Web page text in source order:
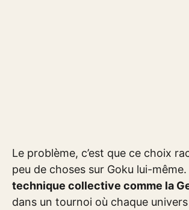
Le problème, c’est que ce choix
peu de choses sur Goku lui-
technique collective comme la
dans un tournoi où chaque